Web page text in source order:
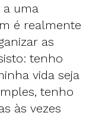
a uma
é realmente
as
tenho
vida seja
tenho
às vezes